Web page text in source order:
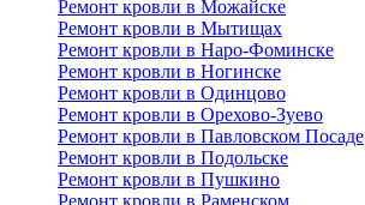
Ремонт кровли в Можайске
Ремонт кровли в Мытищах
Ремонт кровли в Наро-Фоминске
Ремонт кровли в Ногинске
Ремонт кровли в Одинцово
Ремонт кровли в Орехово-Зуево
Ремонт кровли в Павловском Посаде
Ремонт кровли в Подольске
Ремонт кровли в Пушкино
Ремонт кровли в Раменском